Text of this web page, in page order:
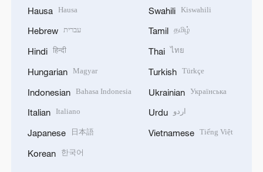
Hausa Hausa
Hebrew עברית
Hindi हिन्दी
Hungarian Magyar
Indonesian Bahasa Indonesia
Italian Italiano
Japanese 日本語
Korean 한국어
Swahili Kiswahili
Tamil தமிழ்
Thai ไทย
Turkish Türkçe
Ukrainian Українська
Urdu اردو
Vietnamese Tiếng Việt